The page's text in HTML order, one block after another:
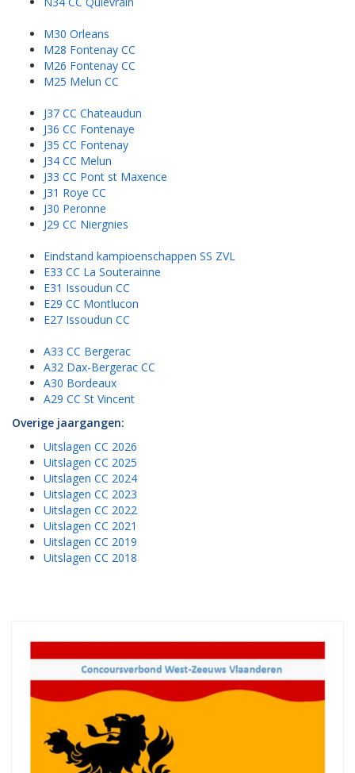
M30 Orleans
M28 Fontenay CC
M26 Fontenay CC
M25 Melun CC
J37 CC Chateaudun
J36 CC Fontenaye
J35 CC Fontenay
J34 CC Melun
J33 CC Pont st Maxence
J31 Roye CC
J30 Peronne
J29 CC Niergnies
Eindstand kampioenschappen SS ZVL
E33 CC La Souterainne
E31 Issoudun CC
E29 CC Montlucon
E27 Issoudun CC
A33 CC Bergerac
A32 Dax-Bergerac CC
A30 Bordeaux
A29 CC St Vincent
Overige jaargangen:
Uitslagen CC 2026
Uitslagen CC 2025
Uitslagen CC 2024
Uitslagen CC 2023
Uitslagen CC 2022
Uitslagen CC 2021
Uitslagen CC 2019
Uitslagen CC 2018